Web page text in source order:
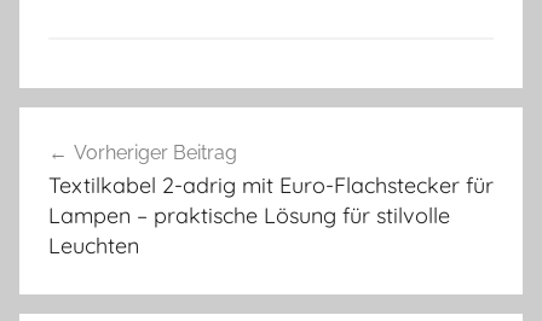
Vorheriger Beitrag
Textilkabel 2-adrig mit Euro-Flachstecker für
Lampen – praktische Lösung für stilvolle
Leuchten